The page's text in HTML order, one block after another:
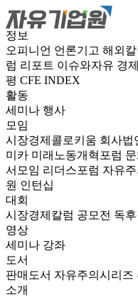
정보
오피니언 언론기고 해외칼
럼 리포트 이슈와자유 경
평 CFE INDEX
활동
세미나 행사
모임
시장경제콜로키움 회사법
미카 미래노동개혁포럼
서모임 리더스포럼 자유
원 인턴십
대회
시장경제칼럼 공모전 독
영상
세미나 강좌
도서
판매도서 자유주의시리즈
소개